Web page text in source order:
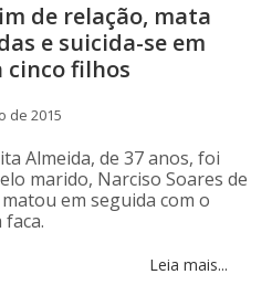
de relação, mata
e suicida-se em
cinco filhos
de 2015
Almeida, de 37 anos, foi
marido, Narciso Soares de
em seguida com o
Leia mais...